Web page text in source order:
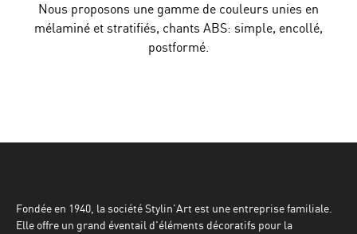
Nous proposons une gamme de couleurs unies en
mélaminé et stratifiés, chants ABS: simple, encollé,
postformé.
Fondée en 1940, la société Stylin'Art est une entreprise familiale.
Elle offre un grand éventail d'éléments décoratifs pour la